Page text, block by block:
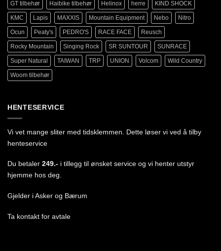
GT tilbehør Haibike tilbehør Helinox herre KIND SHOCK
KMC Lapis MAXXIS Mountain Equipment Nebo Nitro
Ocun Peaty's PEDRO'S RACE FACE Reusch
Rocky Mountain Singing Rock SR SUNTOUR SUNRACE
Super Natural TAIWAN TRP UNION Volcom Wild Country
Woom tilbehør
HENTESERVICE
Vi vet mange sliter med tidsklemmen. Dette løser vi ved å tilby
henteservice
Du betaler 249.- i tillegg til ønsket service og vi henter utstyr
hjemme hos deg.
Gjelder i Asker og Bærum
Ta kontakt for avtale